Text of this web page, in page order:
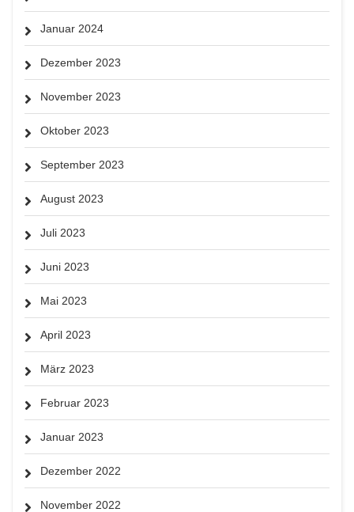
Januar 2024
Dezember 2023
November 2023
Oktober 2023
September 2023
August 2023
Juli 2023
Juni 2023
Mai 2023
April 2023
März 2023
Februar 2023
Januar 2023
Dezember 2022
November 2022